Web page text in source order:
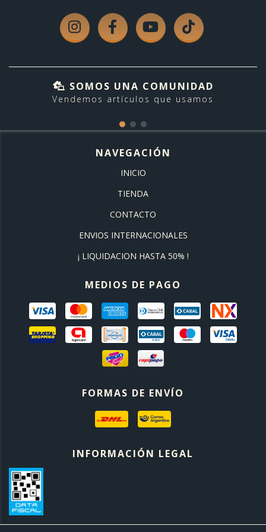
SOMOS UNA COMUNIDAD
Vendemos artículos que usamos
NAVEGACIÓN
INICIO
TIENDA
CONTACTO
ENVIOS INTERNACIONALES
¡ LIQUIDACION HASTA 50% !
MEDIOS DE PAGO
FORMAS DE ENVÍO
INFORMACIÓN LEGAL